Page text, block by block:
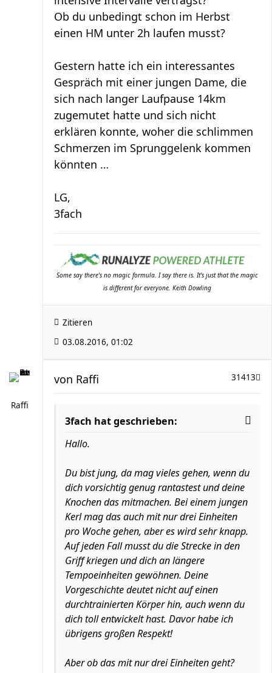
Ob du unbedingt schon im Herbst
einen HM unter 2h laufen musst?
Gestern hatte ich ein interessantes
Gespräch mit einer jungen Dame, die
sich nach langer Laufpause 14km
zugemutet hatte und sich nicht
erklären konnte, woher die schlimmen
Schmerzen im Sprunggelenk kommen
könnten …
LG,
3fach
Some say there's no magic formula. I say there is. It's just that the magic
is different for everyone. Keith Dowling
Zitieren
03.08.2016, 01:02
Raffi
31413
von Raffi
3fach hat geschrieben:
Hallo.
Du bist jung, da mag vieles gehen, wenn du
dich vorsichtig genug rantastest und deine
Knochen das mitmachen. Bei einem jungen
Kerl mag das auch mit nur drei Einheiten
pro Woche gehen, aber es wird sehr knapp.
Auf jeden Fall musst du die Strecke in den
Griff kriegen und dich an längere
Tempoeinheiten gewöhnen. Deine
Vorgeschichte deutet nicht auf einen
durchtrainierten Körper hin, auch wenn du
dich toll entwickelt hast. Davor habe ich
übrigens großen Respekt!
Aber ob das mit nur drei Einheiten geht?